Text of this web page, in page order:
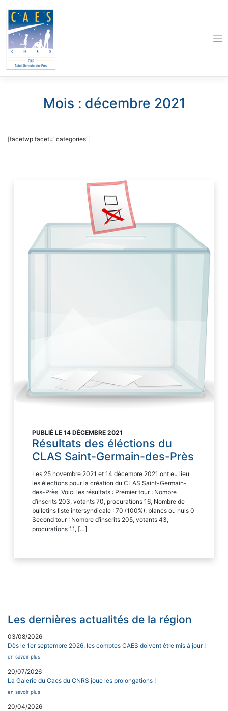
content
Mois : décembre 2021
[facetwp facet="categories"]
PUBLIÉ LE 14 DÉCEMBRE 2021
Résultats des éléctions du
CLAS Saint-Germain-des-Près
Les 25 novembre 2021 et 14 décembre 2021 ont eu lieu
les élections pour la création du CLAS Saint-Germain-
des-Près. Voici les résultats : Premier tour : Nombre
d’inscrits 203, votants 70, procurations 16, Nombre de
bulletins liste intersyndicale : 70 (100%), blancs ou nuls 0
Second tour : Nombre d’inscrits 205, votants 43,
procurations 11, […]
Les dernières actualités de la région
03/08/2026
Dès le 1er septembre 2026, les comptes CAES doivent être mis à jour !
en savoir plus
20/07/2026
La Galerie du Caes du CNRS joue les prolongations !
en savoir plus
20/04/2026